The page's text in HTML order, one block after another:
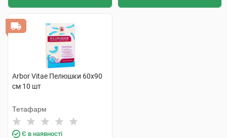
Arbor Vitae Пелюшки 60х90
см 10 шт
Тетафарм
Є в наявності